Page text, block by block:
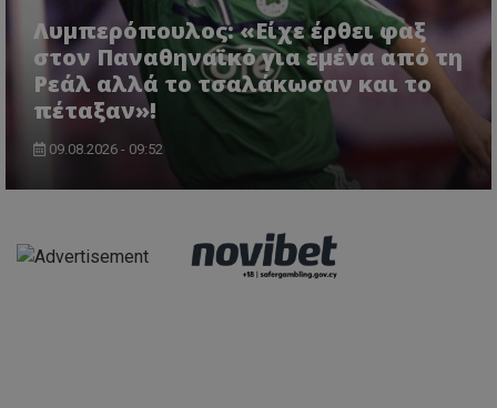
Λυμπερόπουλος: «Είχε έρθει φαξ
στον Παναθηναϊκό για εμένα από τη
Ρεάλ αλλά το τσαλάκωσαν και το
πέταξαν»!
09.08.2026 - 09:52